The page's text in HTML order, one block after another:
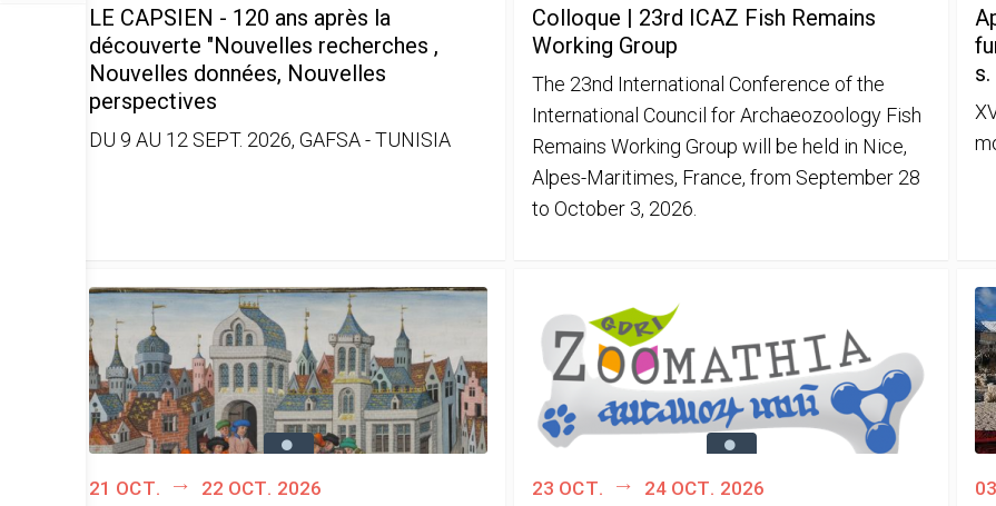
LE CAPSIEN - 120 ans après la
découverte "Nouvelles recherches ,
Nouvelles données, Nouvelles
perspectives
DU 9 AU 12 SEPT. 2026, GAFSA - TUNISIA
Colloque | 23rd ICAZ Fish Remains
Working Group
The 23nd International Conference of the
International Council for Archaeozoology Fish
Remains Working Group will be held in Nice,
Alpes-Maritimes, France, from September 28
to October 3, 2026.
21 oct. 22 oct. 2026 23 oct. 24 oct. 2026